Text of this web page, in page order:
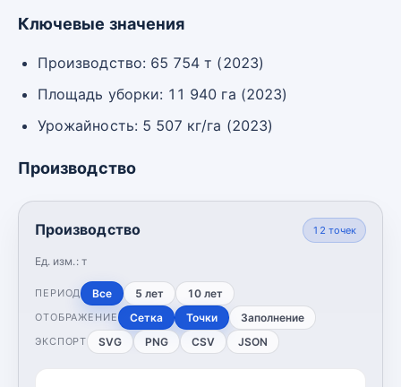
Ключевые значения
Производство: 65 754 т (2023)
Площадь уборки: 11 940 га (2023)
Урожайность: 5 507 кг/га (2023)
Производство
Производство
Ед. изм.: т
12 точек
ПЕРИОД Все 5 лет 10 лет
ОТОБРАЖЕНИЕ Сетка Точки Заполнение
ЭКСПОРТ SVG PNG CSV JSON